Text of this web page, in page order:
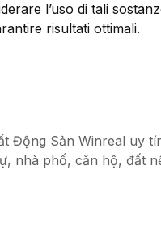
l’uso di tali
risultati ottimali.
Động Sản Winreal uy
nhà phố, căn hộ, đất